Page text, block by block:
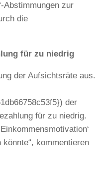
Abstimmungen zur
die
für zu niedrig
der Aufsichtsräte aus.
der
für zu niedrig.
kommentieren